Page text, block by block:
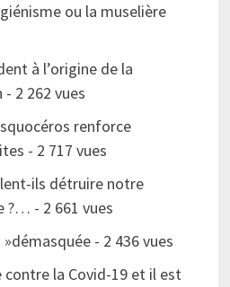
ou la muselière
à l’origine de la
- 2 262 vues
renforce
- 2 717 vues
ils détruire notre
?… - 2 661 vues
- 2 436 vues
la Covid-19 et il est